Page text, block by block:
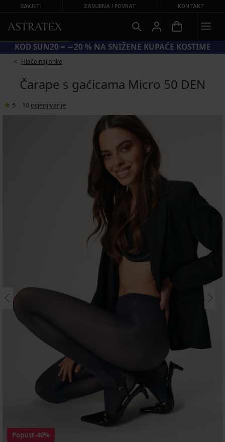
SAVJETI ZAMJENA I POVRAT KONTAKT
KOD SUN20 = −20 % NA SNIŽENE KUPAĆE KOSTIME
Hlače najlonke
Čarape s gaćicama Micro 50 DEN
5 10 ocjenjivanje
Popust-40%